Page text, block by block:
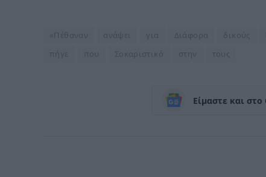
«Πέθαναν ανάψει για Διάφορα δικούς
πήγε
που Σοκαριστικό στην τους
Είμαστε και